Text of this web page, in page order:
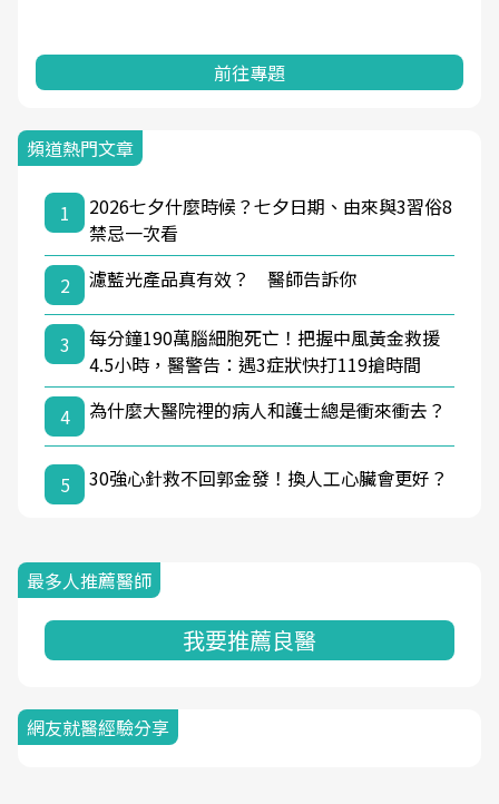
前往專題
頻道熱門文章
1
2026七夕什麼時候？七夕日期、由來與3習俗8
禁忌一次看
2
濾藍光產品真有效？ 醫師告訴你
3
每分鐘190萬腦細胞死亡！把握中風黃金救援
4.5小時，醫警告：遇3症狀快打119搶時間
4
為什麼大醫院裡的病人和護士總是衝來衝去？
5 30強心針救不回郭金發！換人工心臟會更好？
最多人推薦醫師
我要推薦良醫
網友就醫經驗分享